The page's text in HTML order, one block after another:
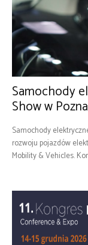
Samochody
Show w
Samochody
rozwoju pojazdów
Mobility & Vehicles.